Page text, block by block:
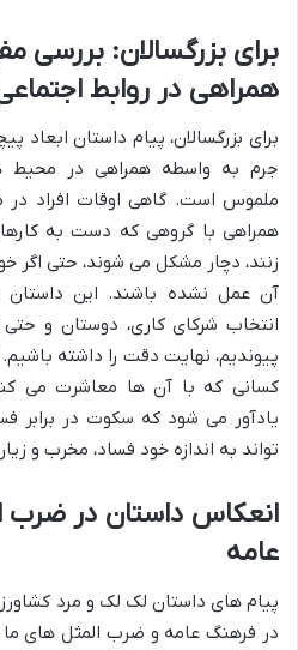
برای بزرگسالان: بررسی
همراهی در روابط
برای بزرگسالان، پیام داستان ابعاد
جرم به واسطه همراهی در محیط
ملموس است. گاهی اوقات افراد در
همراهی با گروهی که دست به
زنند، دچار مشکل می شوند، حتی
آن عمل نشده باشند. این
انتخاب شرکای کاری، دوستان و
پیوندیم، نهایت دقت را داشته
کسانی که با آن ها معاشرت می
یادآور می شود که سکوت در برابر
تواند به اندازه خود فساد، مخرب و
انعکاس داستان در ضرب
عامه
پیام های داستان لک لک و مرد
در فرهنگ عامه و ضرب المثل های ما